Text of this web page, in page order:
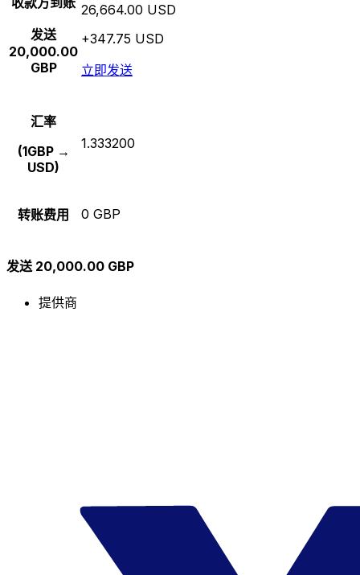
发送
20,000.00
GBP
26,664.00 USD
+347.75 USD
立即发送
汇率
(1GBP →
USD)
1.333200
转账费用 0 GBP
发送 20,000.00 GBP
提供商